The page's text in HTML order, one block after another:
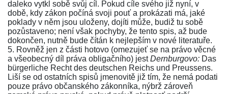
daleko vytkl sobě svůj cíl. Pokud cíle svého již nyní, v
době, kdy zákon počíná svoji pouť a prokázati má, jaké
poklady v něm jsou uloženy, dojíti může, budiž tu sobě
pozůstaveno; není však pochyby, že tento spis, až bude
dokončen, nutně bude čítán k nejlepším v nové literatuře.
5. Rovněž jen z části hotovo (omezujeť se na právo věcné
a všeobecný díl práva obligačního) jestDernburgovo: Das
bürgerliche Recht des deutschen Reichs und Preussens.
Liší se od ostatních spisů jmenovitě již tím, že nemá podati
pouze právo občanského zákonníka, nýbrž zároveň